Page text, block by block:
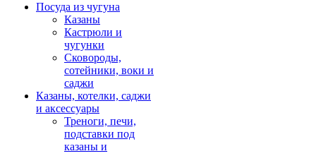
Посуда из чугуна
Казаны
Кастрюли и
чугунки
Сковороды,
сотейники, воки и
саджи
Казаны, котелки, саджи
и аксессуары
Треноги, печи,
подставки под
казаны и